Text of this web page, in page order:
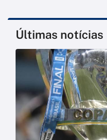
Últimas notícias